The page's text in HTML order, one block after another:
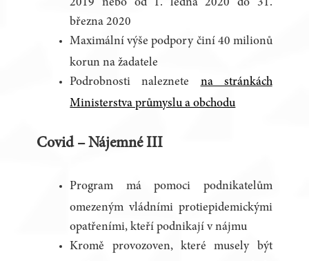
března 2020
Maximální výše podpory činí 40 milionů
korun na žadatele
Podrobnosti naleznete na stránkách
Ministerstva průmyslu a obchodu
Covid – Nájemné III
Program má pomoci podnikatelům
omezeným vládními protiepidemickými
opatřeními, kteří podnikají v nájmu
Kromě provozoven, které musely být